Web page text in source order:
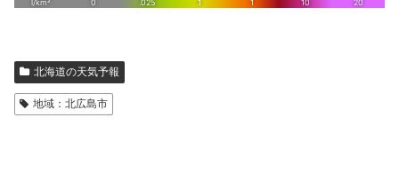
北海道の天気予報
地域：北広島市